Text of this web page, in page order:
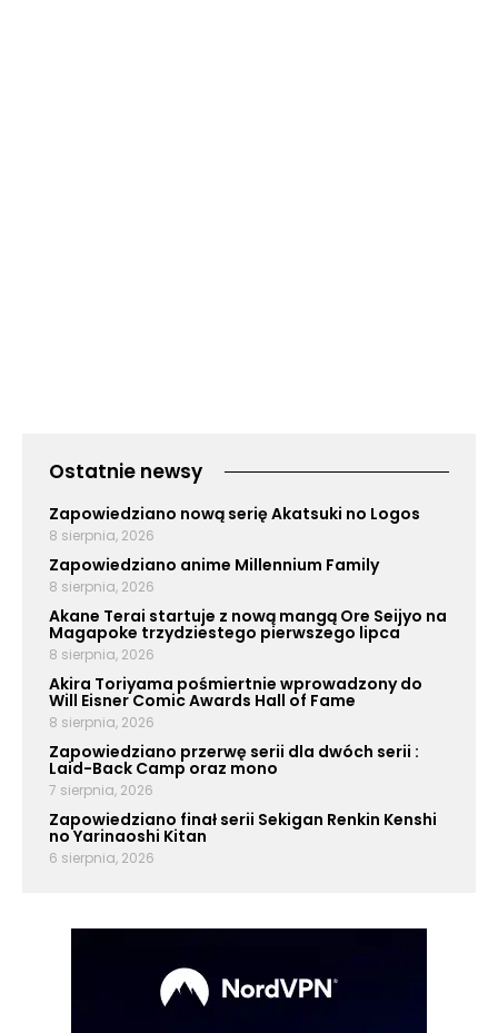
Ostatnie newsy
Zapowiedziano nową serię Akatsuki no Logos
8 sierpnia, 2026
Zapowiedziano anime Millennium Family
8 sierpnia, 2026
Akane Terai startuje z nową mangą Ore Seijyo na
Magapoke trzydziestego pierwszego lipca
8 sierpnia, 2026
Akira Toriyama pośmiertnie wprowadzony do
Will Eisner Comic Awards Hall of Fame
8 sierpnia, 2026
Zapowiedziano przerwę serii dla dwóch serii :
Laid-Back Camp oraz mono
7 sierpnia, 2026
Zapowiedziano finał serii Sekigan Renkin Kenshi
no Yarinaoshi Kitan
6 sierpnia, 2026